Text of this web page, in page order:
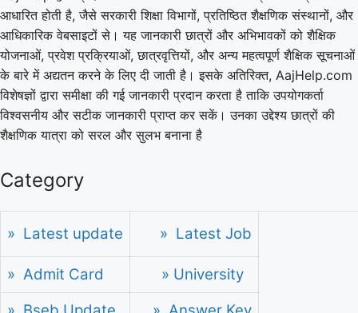
आधारित होती है, जैसे सरकारी शिक्षा विभागों, प्रतिष्ठित शैक्षणिक संस्थानों, और
आधिकारिक वेबसाइटों से। यह जानकारी छात्रों और अभिभावकों को शैक्षिक
योजनाओं, प्रवेश प्रक्रियाओं, छात्रवृत्तियों, और अन्य महत्वपूर्ण शैक्षिक सूचनाओं
के बारे में अद्यतन करने के लिए दी जाती है। इसके अतिरिक्त, AajHelp.com
विशेषज्ञों द्वारा समीक्षा की गई जानकारी प्रदान करता है ताकि उपयोगकर्ता
विश्वसनीय और सटीक जानकारी प्राप्त कर सकें। उनका उद्देश्य छात्रों की
शैक्षणिक यात्रा को सरल और सुलभ बनाना है
Category
» Latest update » Latest Job
» Admit Card
» University